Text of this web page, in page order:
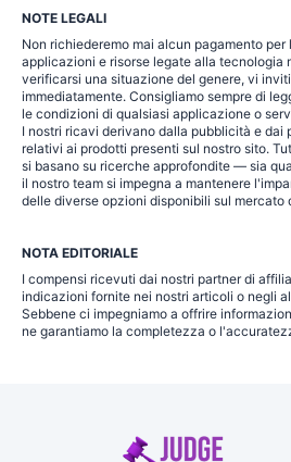
NOTE LEGALI
Non richiederemo mai alcun pagamento
applicazioni e risorse legate alla tecnologia
verificarsi una situazione del genere, vi
immediatamente. Consigliamo sempre di
le condizioni di qualsiasi applicazione o
I nostri ricavi derivano dalla pubblicità e dai
relativi ai prodotti presenti sul nostro sito.
si basano su ricerche approfondite — sia
il nostro team si impegna a mantenere
delle diverse opzioni disponibili sul mercato
NOTA EDITORIALE
I compensi ricevuti dai nostri partner di
indicazioni fornite nei nostri articoli o negli
Sebbene ci impegniamo a offrire
ne garantiamo la completezza o